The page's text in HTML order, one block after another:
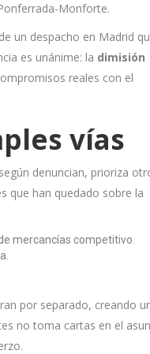
Monforte.
un despacho en Madrid
es unánime: la dimisión
reales con el
vías
denuncian, prioriza
que han quedado sobre la
mercancías competitivo.
por separado, creando
no toma cartas en el